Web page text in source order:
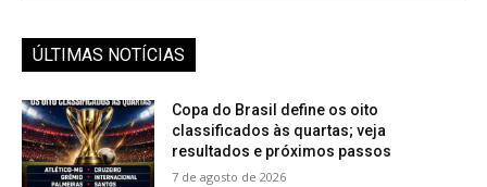
ÚLTIMAS NOTÍCIAS
Copa do Brasil define os oito
classificados às quartas; veja
resultados e próximos passos
7 de agosto de 2026